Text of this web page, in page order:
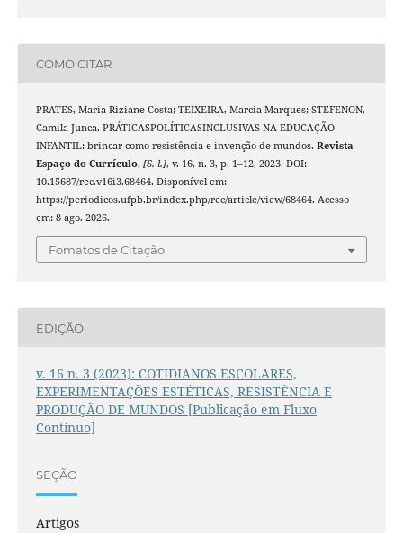
COMO CITAR
PRATES, Maria Riziane Costa; TEIXEIRA, Marcia Marques; STEFENON,
Camila Junca. PRÁTICASPOLÍTICASINCLUSIVAS NA EDUCAÇÃO
INFANTIL: brincar como resistência e invenção de mundos. Revista
Espaço do Currículo, [S. l.], v. 16, n. 3, p. 1–12, 2023. DOI:
10.15687/rec.v16i3.68464. Disponível em:
https://periodicos.ufpb.br/index.php/rec/article/view/68464. Acesso
em: 8 ago. 2026.
Fomatos de Citação
EDIÇÃO
v. 16 n. 3 (2023): COTIDIANOS ESCOLARES,
EXPERIMENTAÇÕES ESTÉTICAS, RESISTÊNCIA E
PRODUÇÃO DE MUNDOS [Publicação em Fluxo
Contínuo]
SEÇÃO
Artigos